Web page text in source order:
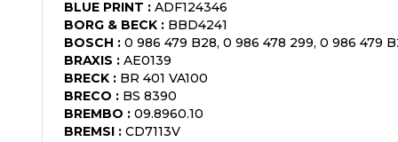
BLUE PRINT : ADF124346
BORG & BECK : BBD4241
BOSCH : 0 986 479 B28, 0 986 478 299, 0 986 479
BRAXIS : AE0139
BRECK : BR 401 VA100
BRECO : BS 8390
BREMBO : 09.8960.10
BREMSI : CD7113V